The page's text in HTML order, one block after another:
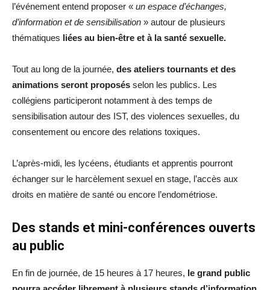
l’événement entend proposer « un espace d’échanges,
d’information et de sensibilisation » autour de plusieurs
thématiques liées au bien-être et à la santé sexuelle.
Tout au long de la journée, des ateliers tournants et des
animations seront proposés selon les publics. Les
collégiens participeront notamment à des temps de
sensibilisation autour des IST, des violences sexuelles, du
consentement ou encore des relations toxiques.
L’après-midi, les lycéens, étudiants et apprentis pourront
échanger sur le harcèlement sexuel en stage, l’accès aux
droits en matière de santé ou encore l’endométriose.
Des stands et mini-conférences ouverts
au public
En fin de journée, de 15 heures à 17 heures, le grand public